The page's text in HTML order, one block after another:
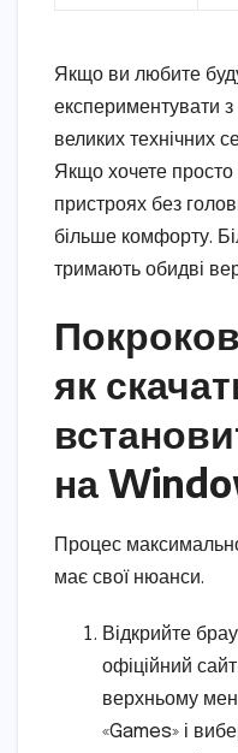
Якщо ви любите
експериментувати
великих технічних
Якщо хочете просто
пристроях без
більше комфорту.
тримають обидві
як
на
Процес
має свої нюанси.
Відкрийте
офіційний
верхньому
«Games» і